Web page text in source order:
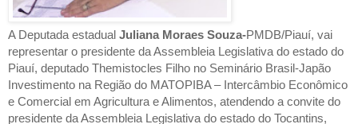
A Deputada estadual Juliana Moraes Souza-PMDB/Piauí, vai
representar o presidente da Assembleia Legislativa do estado do
Piauí, deputado Themistocles Filho no Seminário Brasil-Japão
Investimento na Região do MATOPIBA – Intercâmbio Econômico
e Comercial em Agricultura e Alimentos, atendendo a convite do
presidente da Assembleia Legislativa do estado do Tocantins,